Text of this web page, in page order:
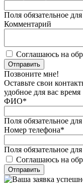
Поля обязательное
Комментарий
Соглашаюсь на
Отправить
Позвоните мне!
Оставьте свои
удобное для вас время
ФИО*
Поля обязательное
Номер телефона*
Поля обязательное
Соглашаюсь на
Отправить